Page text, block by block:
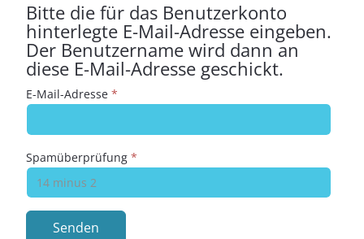
Bitte die für das Benutzerkonto
hinterlegte E-Mail-Adresse eingeben.
Der Benutzername wird dann an
diese E-Mail-Adresse geschickt.
E-Mail-Adresse *
Spamüberprüfung *
Senden